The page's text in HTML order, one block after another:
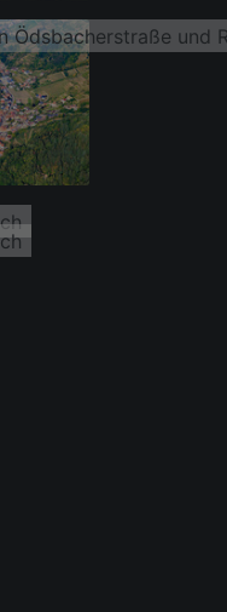
Ödsbacherstraße und